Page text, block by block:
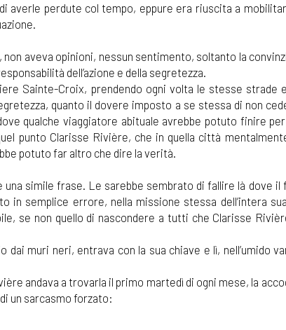
averle perdute col tempo, eppure era riuscita a
aveva opinioni, nessun sentimento, soltanto la
dell’azione e della segretezza.
Sainte-Croix, prendendo ogni volta le stesse strade
quanto il dovere imposto a se stessa di non
qualche viaggiatore abituale avrebbe potuto finire
punto Clarisse Rivière, che in quella città
potuto far altro che dire la verità.
simile frase. Le sarebbe sembrato di fallire là dove il
semplice errore, nella missione stessa dell’intera
se non quello di nascondere a tutti che Clarisse
muri neri, entrava con la sua chiave e lì, nell’umido
andava a trovarla il primo martedì di ogni mese, la
un sarcasmo forzato: